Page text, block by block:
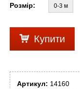
Розмір: 0-3 м
Купити
Артикул: 14160